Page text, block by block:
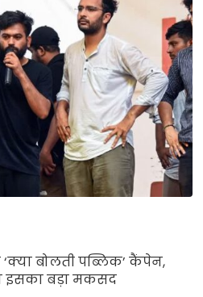
बोलती पब्लिक’ कैंपेन,
इसका बड़ा मकसद